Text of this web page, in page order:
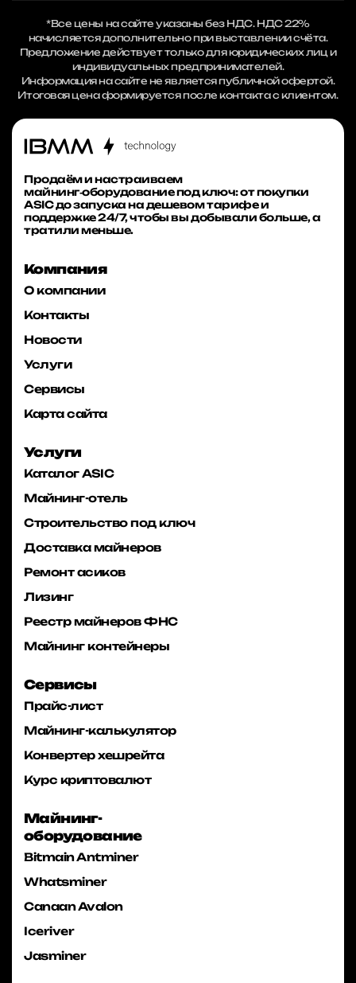
*Все цены на сайте указаны без НДС. НДС 22%
начисляется дополнительно при выставлении счёта.
Предложение действует только для юридических лиц и
индивидуальных предпринимателей.
Информация на сайте не является публичной офертой.
Итоговая цена формируется после контакта с клиентом.
Продаём и настраиваем
майнинг‑оборудование под ключ: от покупки
ASIC до запуска на дешевом тарифе и
поддержке 24/7, чтобы вы добывали больше, а
тратили меньше.
Компания
О компании
Контакты
Новости
Услуги
Сервисы
Карта сайта
Услуги
Каталог ASIC
Майнинг-отель
Строительство под ключ
Доставка майнеров
Ремонт асиков
Лизинг
Реестр майнеров ФНС
Майнинг контейнеры
Сервисы
Прайс-лист
Майнинг-калькулятор
Конвертер хешрейта
Курс криптовалют
Майнинг-
оборудование
Bitmain Antminer
Whatsminer
Canaan Avalon
Iceriver
Jasminer